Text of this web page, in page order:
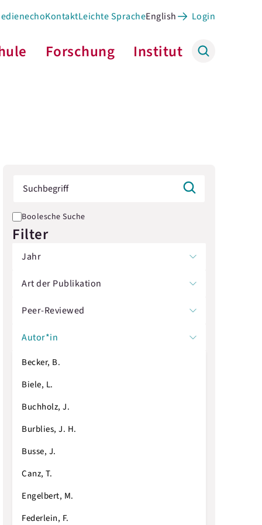
KontaktLeichte SpracheEnglish Login
Forschung Institut
Boolesche Suche
Filter
Jahr
Art der Publikation
Peer-Reviewed
Autor*in
Becker, B.
Biele, L.
Buchholz, J.
Burblies, J. H.
Busse, J.
Canz, T.
Engelbert, M.
Federlein, F.